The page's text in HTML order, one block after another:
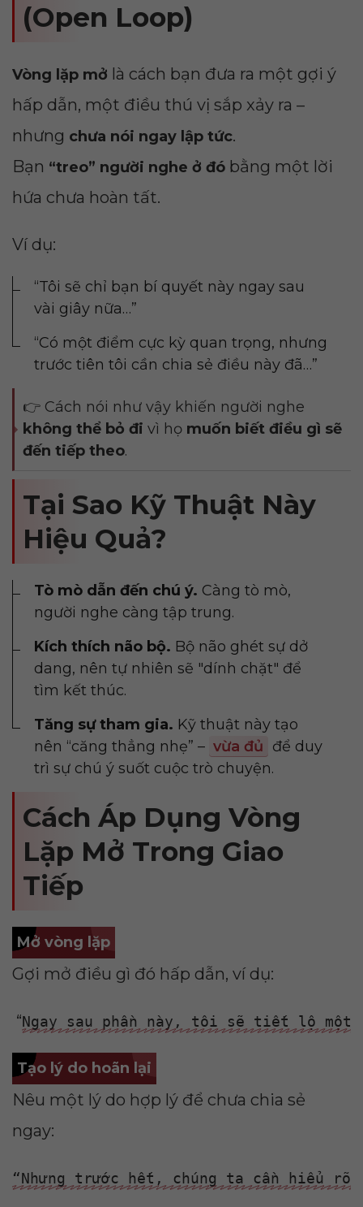
(Open Loop)
Vòng lặp mở là cách bạn đưa ra một gợi ý
hấp dẫn, một điều thú vị sắp xảy ra –
nhưng chưa nói ngay lập tức.
Bạn “treo” người nghe ở đó bằng một lời
hứa chưa hoàn tất.
Ví dụ:
“Tôi sẽ chỉ bạn bí quyết này ngay sau
vài giây nữa…”
“Có một điểm cực kỳ quan trọng, nhưng
trước tiên tôi cần chia sẻ điều này đã…”
👉 Cách nói như vậy khiến người nghe
không thể bỏ đi vì họ muốn biết điều gì sẽ
đến tiếp theo.
Tại Sao Kỹ Thuật Này
Hiệu Quả?
Tò mò dẫn đến chú ý. Càng tò mò,
người nghe càng tập trung.
Kích thích não bộ. Bộ não ghét sự dở
dang, nên tự nhiên sẽ "dính chặt" để
tìm kết thúc.
Tăng sự tham gia. Kỹ thuật này tạo
nên “căng thẳng nhẹ” – vừa đủ để duy
trì sự chú ý suốt cuộc trò chuyện.
Cách Áp Dụng Vòng
Lặp Mở Trong Giao
Tiếp
Mở vòng lặp
Gợi mở điều gì đó hấp dẫn, ví dụ:
“Ngay sau phần này, tôi sẽ tiết lộ một
Tạo lý do hoãn lại
Nêu một lý do hợp lý để chưa chia sẻ
ngay:
“Nhưng trước hết, chúng ta cần hiểu rõ